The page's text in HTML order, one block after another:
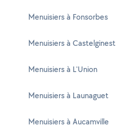
Menuisiers à Fonsorbes
Menuisiers à Castelginest
Menuisiers à L'Union
Menuisiers à Launaguet
Menuisiers à Aucamville